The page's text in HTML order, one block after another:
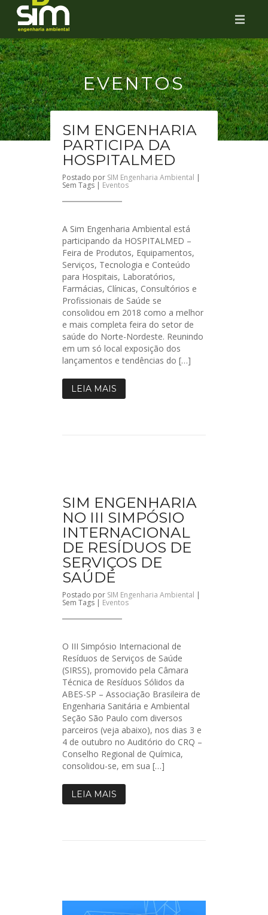
HOME
SIM ENGENHARIA AMBIENTAL
SERVIÇOS
EVENTOS
EVENTOS
SIM ENGENHARIA
PARTICIPA DA
HOSPITALMED
Postado por SIM Engenharia Ambiental |
Sem Tags | Eventos
A Sim Engenharia Ambiental está
participando da HOSPITALMED –
Feira de Produtos, Equipamentos,
Serviços, Tecnologia e Conteúdo
para Hospitais, Laboratórios,
Farmácias, Clínicas, Consultórios e
Profissionais de Saúde se
consolidou em 2018 como a melhor
e mais completa feira do setor de
saúde do Norte-Nordeste. Reunindo
em um só local exposição dos
lançamentos e tendências do […]
LEIA MAIS
SIM ENGENHARIA
NO III SIMPÓSIO
INTERNACIONAL
DE RESÍDUOS DE
SERVIÇOS DE
SAÚDE
Postado por SIM Engenharia Ambiental |
Sem Tags | Eventos
O III Simpósio Internacional de
Resíduos de Serviços de Saúde
(SIRSS), promovido pela Câmara
Técnica de Resíduos Sólidos da
ABES-SP – Associação Brasileira de
Engenharia Sanitária e Ambiental
Seção São Paulo com diversos
parceiros (veja abaixo), nos dias 3 e
4 de outubro no Auditório do CRQ –
Conselho Regional de Química,
consolidou-se, em sua […]
LEIA MAIS